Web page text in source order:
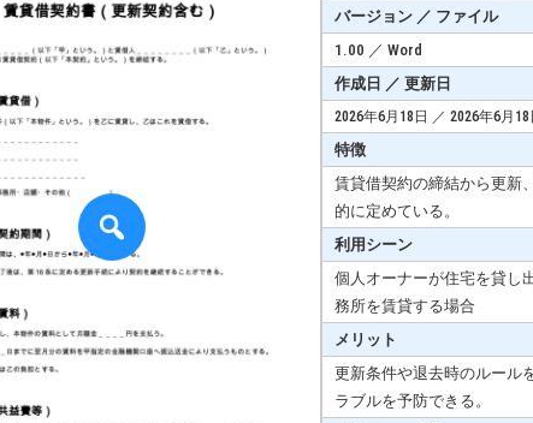
バージョン ／ ファイル
1.00 ／ Word
作成日 ／ 更新日
2026年6月18日 ／ 2026年6月18
特徴
賃貸借契約の締結から更新
的に定めている。
利用シーン
個人オーナーが住宅を貸し
務所を賃貸する場合
メリット
更新条件や退去時のルール
ラブルを予防できる。